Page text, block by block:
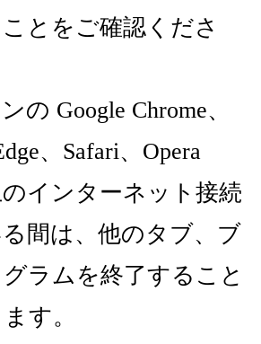
とをご確認くださ
の Google Chrome、
、Safari、Opera
のインターネット接続
間は、他のタブ、ブ
ラムを終了すること
す。